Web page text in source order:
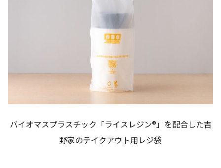
バイオマスプラスチック「ライスレジン®」を配合した吉
野家のテイクアウト用レジ袋